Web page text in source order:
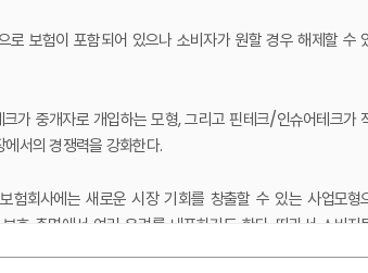
보험이 포함되어 있으나 소비자가 원할 경우 해제할 수
가 중개자로 개입하는 모형, 그리고 핀테크/인슈어테크가
서의 경쟁력을 강화한다.
험회사에는 새로운 시장 기회를 창출할 수 있는 사업모형
호 측면에서 여러 우려를 내포하기도 한다. 따라서 소비자
.